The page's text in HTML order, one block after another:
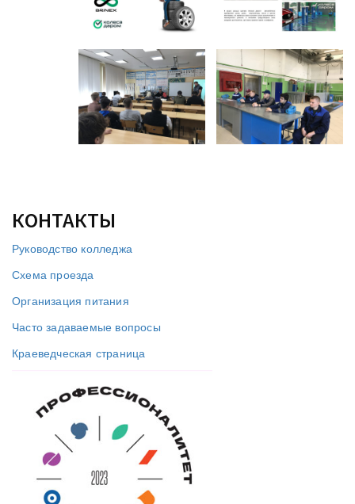
КОНТАКТЫ
Руководство колледжа
Схема проезда
Организация питания
Часто задаваемые вопросы
Краеведческая страница